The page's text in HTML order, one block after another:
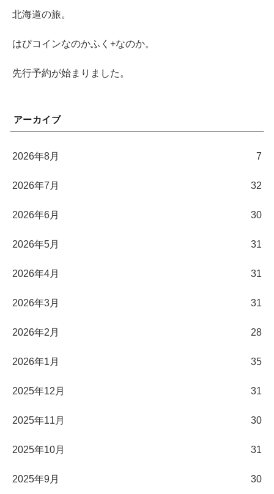
北海道の旅。
はぴコインなのかふく+なのか。
先行予約が始まりました。
アーカイブ
2026年8月 7
2026年7月 32
2026年6月 30
2026年5月 31
2026年4月 31
2026年3月 31
2026年2月 28
2026年1月 35
2025年12月 31
2025年11月 30
2025年10月 31
2025年9月 30